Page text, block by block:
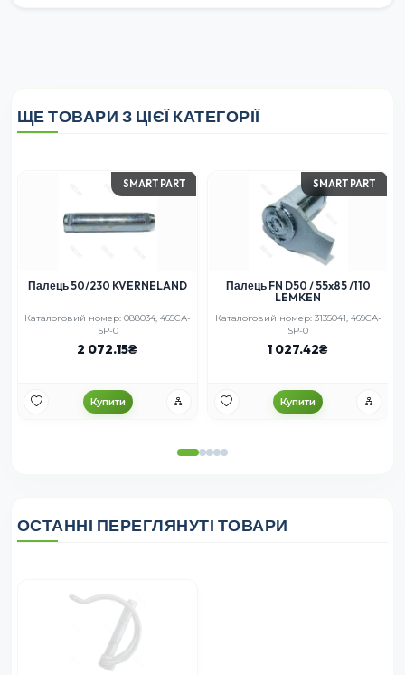
ЩЕ ТОВАРИ З ЦІЄЇ КАТЕГОРІЇ
SMART PART
Палець 50/230 KVERNELAND
Каталоговий номер: 088034, 465СА-
SP-0
2 072.15
Купити
SMART PART
Палець FN D50 / 55x85 /110
LEMKEN
Каталоговий номер: 3135041, 469СА-
SP-0
1 027.42
Купити
ОСТАННІ ПЕРЕГЛЯНУТІ ТОВАРИ